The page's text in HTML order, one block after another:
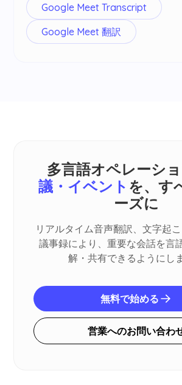
Google Meet Transcript
Google Meet 翻訳
多言語オペレーシ
議・イベント を、す
ーズに
リアルタイム音声翻訳、文字起
議事録により、重要な会話を言
解・共有できるようにし
無料で始める
営業へのお問い合わ